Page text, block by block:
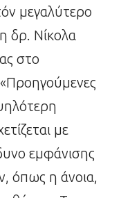
μεγαλύτερο
δρ. Νίκολα
στο
με
εμφάνισης
όπως η άνοια,